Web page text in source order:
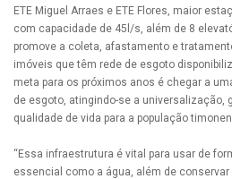
ETE Miguel Arraes e ETE Flores, maior
com capacidade de 45l/s, além de 8
promove a coleta, afastamento e
imóveis que têm rede de esgoto
meta para os próximos anos é chegar a
de esgoto, atingindo-se a universalização,
qualidade de vida para a população
“Essa infraestrutura é vital para usar de
essencial como a água, além de